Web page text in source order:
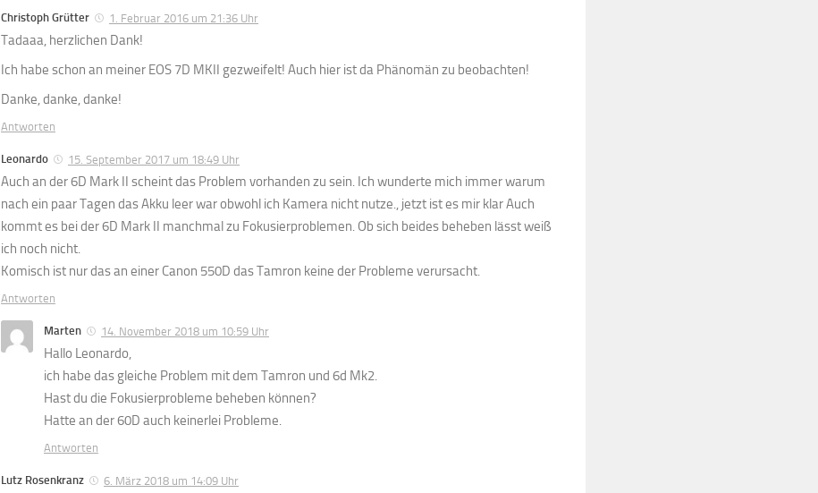
Christoph Grütter 1. Februar 2016 um 21:36 Uhr
Tadaaa, herzlichen Dank!
Ich habe schon an meiner EOS 7D MKII gezweifelt! Auch hier ist da Phänomän zu beobachten!
Danke, danke, danke!
Antworten
Leonardo 15. September 2017 um 18:49 Uhr
Auch an der 6D Mark II scheint das Problem vorhanden zu sein. Ich wunderte mich immer warum
nach ein paar Tagen das Akku leer war obwohl ich Kamera nicht nutze., jetzt ist es mir klar Auch
kommt es bei der 6D Mark II manchmal zu Fokusierproblemen. Ob sich beides beheben lässt weiß
ich noch nicht.
Komisch ist nur das an einer Canon 550D das Tamron keine der Probleme verursacht.
Antworten
Marten 14. November 2018 um 10:59 Uhr
Hallo Leonardo,
ich habe das gleiche Problem mit dem Tamron und 6d Mk2.
Hast du die Fokusierprobleme beheben können?
Hatte an der 60D auch keinerlei Probleme.
Antworten
Lutz Rosenkranz 6. März 2018 um 14:09 Uhr